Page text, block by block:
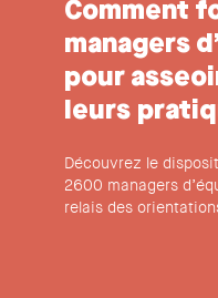
Comment
managers
pour
leurs
Découvrez le
2600 managers
relais des